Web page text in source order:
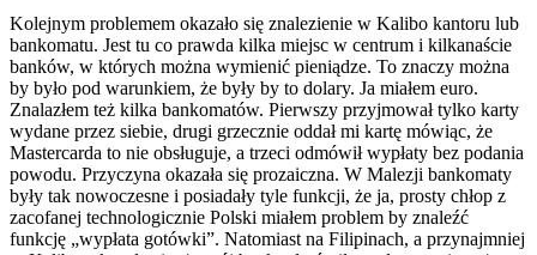
Kolejnym problemem okazało się znalezienie w Kalibo kantoru lub
bankomatu. Jest tu co prawda kilka miejsc w centrum i kilkanaście
banków, w których można wymienić pieniądze. To znaczy można
by było pod warunkiem, że były by to dolary. Ja miałem euro.
Znalazłem też kilka bankomatów. Pierwszy przyjmował tylko karty
wydane przez siebie, drugi grzecznie oddał mi kartę mówiąc, że
Mastercarda to nie obsługuje, a trzeci odmówił wypłaty bez podania
powodu. Przyczyna okazała się prozaiczna. W Malezji bankomaty
były tak nowoczesne i posiadały tyle funkcji, że ja, prosty chłop z
zacofanej technologicznie Polski miałem problem by znaleźć
funkcję „wypłata gotówki”. Natomiast na Filipinach, a przynajmniej